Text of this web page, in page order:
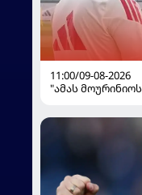
11:00/09-08-2026
"ამას